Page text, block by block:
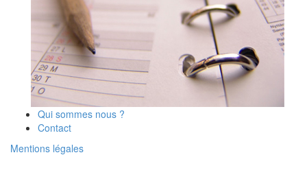
Qui sommes nous ?
Contact
Mentions légales